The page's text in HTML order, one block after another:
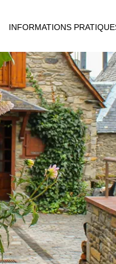
INFORMATIONS